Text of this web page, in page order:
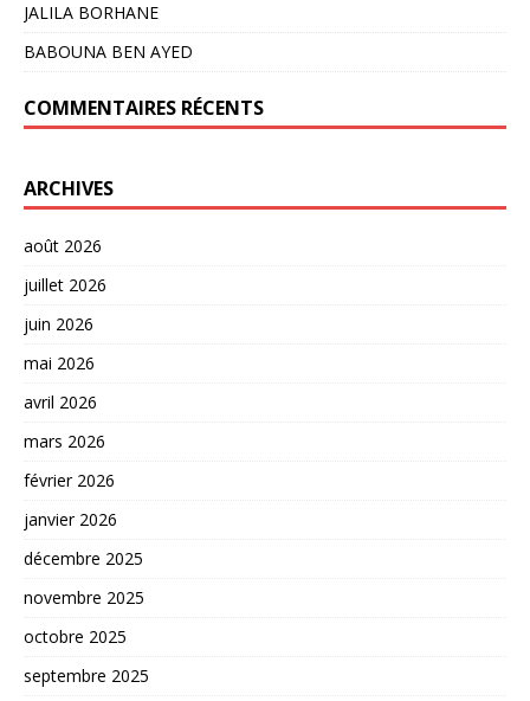
JALILA BORHANE
BABOUNA BEN AYED
COMMENTAIRES RÉCENTS
ARCHIVES
août 2026
juillet 2026
juin 2026
mai 2026
avril 2026
mars 2026
février 2026
janvier 2026
décembre 2025
novembre 2025
octobre 2025
septembre 2025